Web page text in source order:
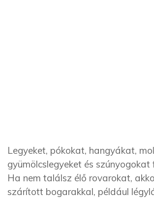
Legyeket, pókokat, hangyákat,
gyümölcslegyeket és
Ha nem találsz élő rovarokat,
szárított bogarakkal, például